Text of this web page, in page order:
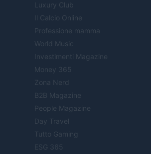
Luxury Club
Il Calcio Online
Professione mamma
World Music
Investimenti Magazine
Money 365
Zona Nerd
B2B Magazine
People Magazine
Day Travel
Tutto Gaming
ESG 365